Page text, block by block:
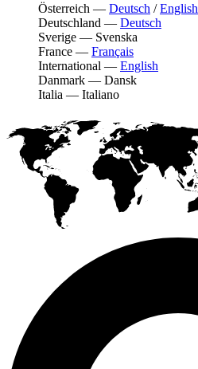
Österreich — Deutsch /English
Deutschland — Deutsch
Sverige — Svenska
France — Français
International — English
Danmark — Dansk
Italia — Italiano